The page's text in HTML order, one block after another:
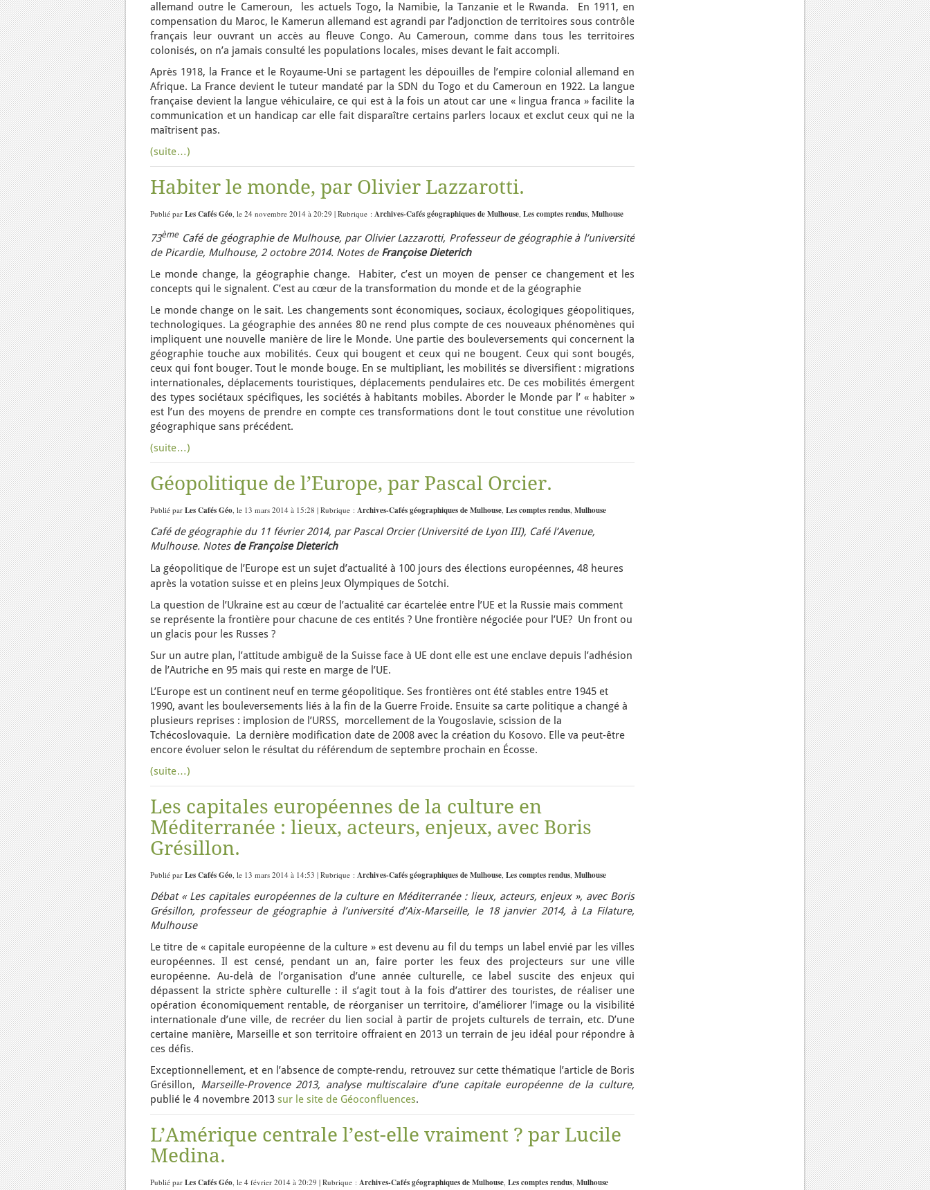
allemand outre le Cameroun, les actuels Togo, la Namibie, la Tanzanie et le Rwanda. En 1911, en
compensation du Maroc, le Kamerun allemand est agrandi par l’adjonction de territoires sous contrôle
français leur ouvrant un accès au fleuve Congo. Au Cameroun, comme dans tous les territoires
colonisés, on n’a jamais consulté les populations locales, mises devant le fait accompli.
Après 1918, la France et le Royaume-Uni se partagent les dépouilles de l’empire colonial allemand en
Afrique. La France devient le tuteur mandaté par la SDN du Togo et du Cameroun en 1922. La langue
française devient la langue véhiculaire, ce qui est à la fois un atout car une « lingua franca » facilite la
communication et un handicap car elle fait disparaître certains parlers locaux et exclut ceux qui ne la
maîtrisent pas.
(suite…)
Habiter le monde, par Olivier Lazzarotti.
Publié par Les Cafés Géo, le 24 novembre 2014 à 20:29 | Rubrique : Archives-Cafés géographiques de Mulhouse, Les comptes rendus, Mulhouse
73ème Café de géographie de Mulhouse, par Olivier Lazzarotti, Professeur de géographie à l’université
de Picardie, Mulhouse, 2 octobre 2014. Notes de Françoise Dieterich
Le monde change, la géographie change. Habiter, c’est un moyen de penser ce changement et les
concepts qui le signalent. C’est au cœur de la transformation du monde et de la géographie
Le monde change on le sait. Les changements sont économiques, sociaux, écologiques géopolitiques,
technologiques. La géographie des années 80 ne rend plus compte de ces nouveaux phénomènes qui
impliquent une nouvelle manière de lire le Monde. Une partie des bouleversements qui concernent la
géographie touche aux mobilités. Ceux qui bougent et ceux qui ne bougent. Ceux qui sont bougés,
ceux qui font bouger. Tout le monde bouge. En se multipliant, les mobilités se diversifient : migrations
internationales, déplacements touristiques, déplacements pendulaires etc. De ces mobilités émergent
des types sociétaux spécifiques, les sociétés à habitants mobiles. Aborder le Monde par l’ « habiter »
est l’un des moyens de prendre en compte ces transformations dont le tout constitue une révolution
géographique sans précédent.
(suite…)
Géopolitique de l’Europe, par Pascal Orcier.
Publié par Les Cafés Géo, le 13 mars 2014 à 15:28 | Rubrique : Archives-Cafés géographiques de Mulhouse, Les comptes rendus, Mulhouse
Café de géographie du 11 février 2014, parPascal Orcier (Université de Lyon III), Café l’Avenue,
Mulhouse. Notesde Françoise Dieterich
La géopolitique de l’Europe est un sujet d’actualité à 100 jours des élections européennes, 48 heures
après la votation suisse et en pleins Jeux Olympiques de Sotchi.
La question de l’Ukraine est au cœur de l’actualité car écartelée entre l’UE et la Russie mais comment
se représente la frontière pour chacune de ces entités ? Une frontière négociée pour l’UE? Un front ou
un glacis pour les Russes ?
Sur un autre plan, l’attitude ambiguë de la Suisse face à UE dont elle est une enclave depuis l’adhésion
de l’Autriche en 95 mais qui reste en marge de l’UE.
L’Europe est un continent neuf en terme géopolitique. Ses frontières ont été stables entre 1945 et
1990, avant les bouleversements liés à la fin de la Guerre Froide. Ensuite sa carte politique a changé à
plusieurs reprises : implosion de l’URSS, morcellement de la Yougoslavie, scission de la
Tchécoslovaquie. La dernière modification date de 2008 avec la création du Kosovo. Elle va peut-être
encore évoluer selon le résultat du référendum de septembre prochain en Écosse.
(suite…)
Les capitales européennes de la culture en
Méditerranée : lieux, acteurs, enjeux, avec Boris
Grésillon.
Publié par Les Cafés Géo, le 13 mars 2014 à 14:53 | Rubrique : Archives-Cafés géographiques de Mulhouse, Les comptes rendus, Mulhouse
Débat « Les capitales européennes de la culture en Méditerranée : lieux, acteurs, enjeux », avec Boris
Grésillon, professeur de géographie à l’université d’Aix-Marseille, le 18 janvier 2014, à La Filature,
Mulhouse
Le titre de « capitale européenne de la culture » est devenu au fil du temps un label envié par les villes
européennes. Il est censé, pendant un an, faire porter les feux des projecteurs sur une ville
européenne. Au-delà de l’organisation d’une année culturelle, ce label suscite des enjeux qui
dépassent la stricte sphère culturelle : il s’agit tout à la fois d’attirer des touristes, de réaliser une
opération économiquement rentable, de réorganiser un territoire, d’améliorer l’image ou la visibilité
internationale d’une ville, de recréer du lien social à partir de projets culturels de terrain, etc. D’une
certaine manière, Marseille et son territoire offraient en 2013 un terrain de jeu idéal pour répondre à
ces défis.
Exceptionnellement, et en l’absence de compte-rendu, retrouvez sur cette thématique l’article de Boris
Grésillon, Marseille-Provence 2013, analyse multiscalaire d’une capitale européenne de la culture,
publié le 4 novembre 2013 sur le site de Géoconfluences.
L’Amérique centrale l’est-elle vraiment ? par Lucile
Medina.
Publié par Les Cafés Géo, le 4 février 2014 à 20:29 | Rubrique : Archives-Cafés géographiques de Mulhouse, Les comptes rendus, Mulhouse